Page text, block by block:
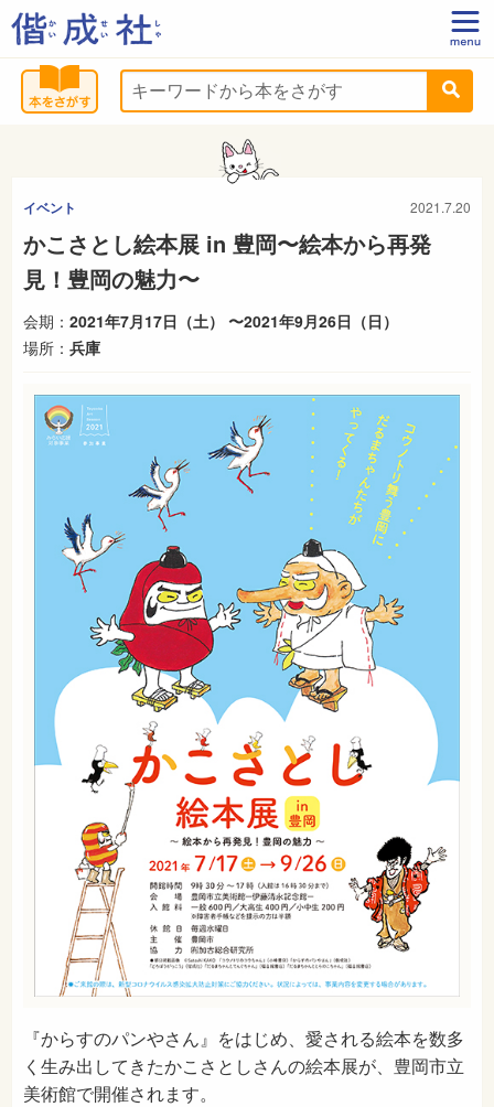
イベント 2021.7.20
かこさとし絵本展 in 豊岡〜絵本から再発
見！豊岡の魅力〜
会期： 2021年7月17日（土） 〜2021年9月26日（日）
場所： 兵庫
『からすのパンやさん』をはじめ、愛される絵本を数多
く生み出してきたかこさとしさんの絵本展が、豊岡市立
美術館で開催されます。